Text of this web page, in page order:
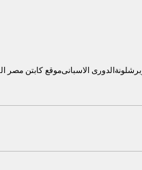
برشلونةالدورى الاسبانىموقع كابتن مصر